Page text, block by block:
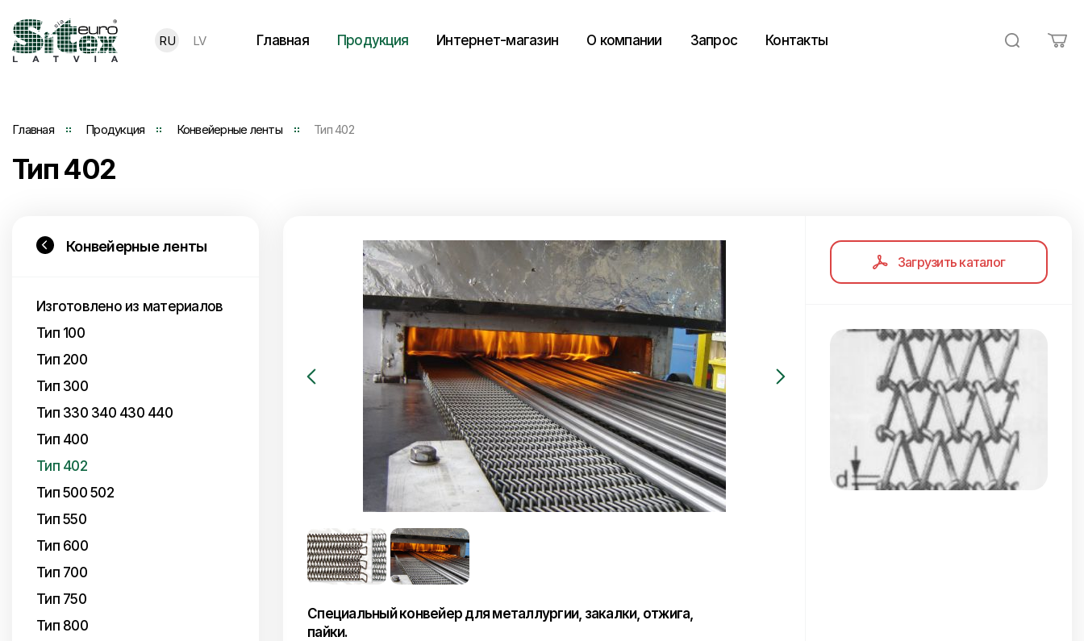
RU LV Главная Продукция Интернет-магазин О компании Запрос Контакты
Главная Продукция Конвейерные ленты Тип 402
Тип 402
Конвейерные ленты
Изготовлено из материалов
Тип 100
Тип 200
Тип 300
Тип 330 340 430 440
Тип 400
Тип 402
Тип 500 502
Тип 550
Тип 600
Тип 700
Тип 750
Тип 800
Специальный конвейер для металлургии, закалки, отжига,
пайки.
Загрузить каталог